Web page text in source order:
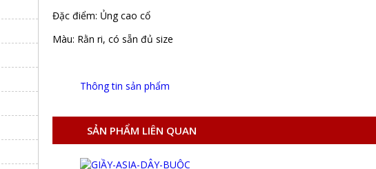
Đặc điểm: Ủng cao cổ
Màu: Rằn ri, có sẵn đủ size
Thông tin sản phẩm
SẢN PHẨM LIÊN QUAN